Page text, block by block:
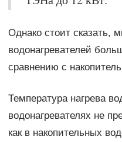
Однако стоит сказать,
водонагревателей
сравнению с
Температура нагрева
водонагревателях не
как в накопительных